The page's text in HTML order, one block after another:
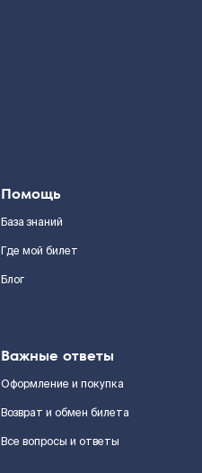
Помощь
База знаний
Где мой билет
Блог
Важные ответы
Оформление и покупка
Возврат и обмен билета
Все вопросы и ответы